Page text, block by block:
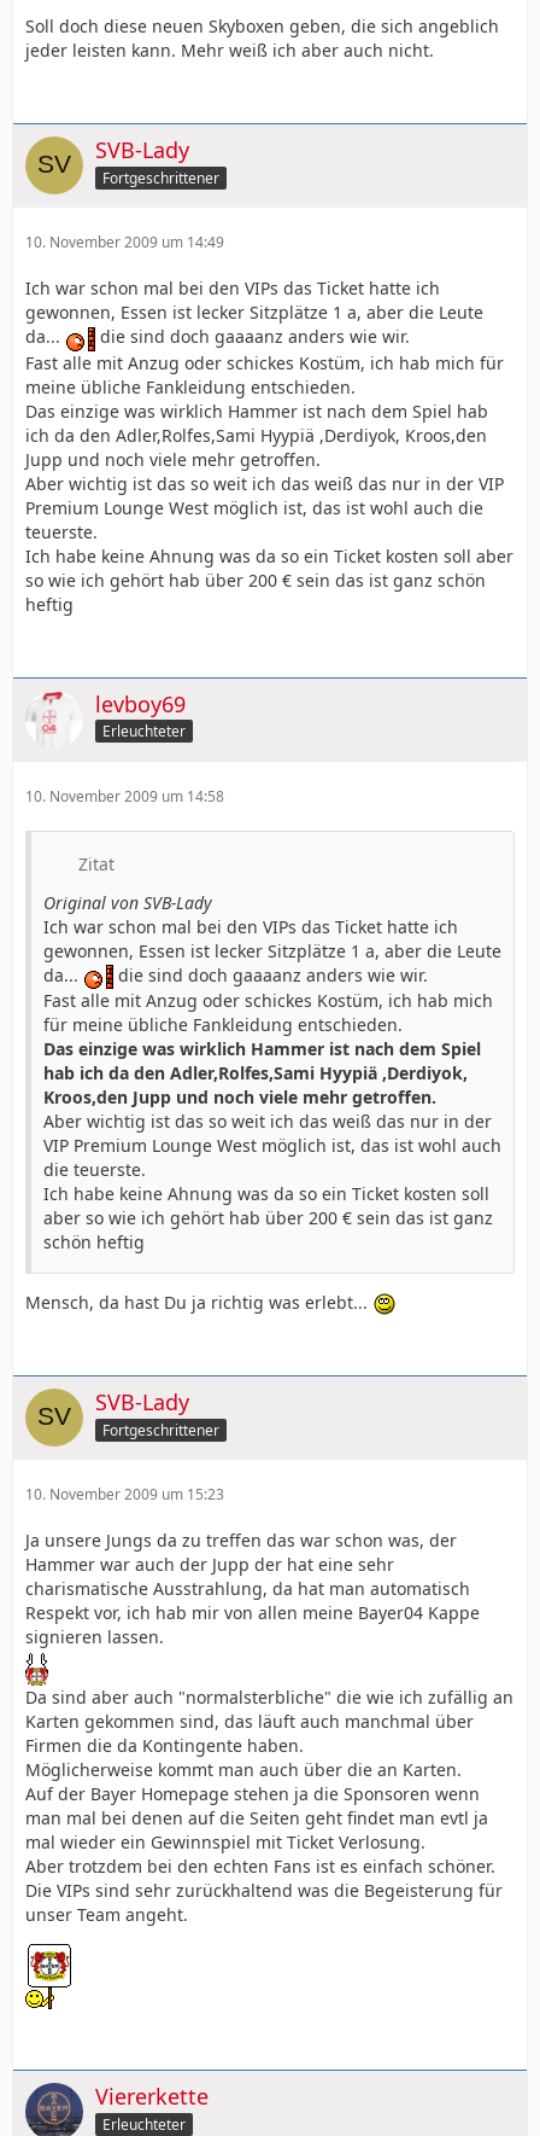
Soll doch diese neuen Skyboxen geben, die sich angeblich
jeder leisten kann. Mehr weiß ich aber auch nicht.
SVB-Lady
Fortgeschrittener
10. November 2009 um 14:49
Ich war schon mal bei den VIPs das Ticket hatte ich
gewonnen, Essen ist lecker Sitzplätze 1 a, aber die Leute
da...
die sind doch gaaaanz anders wie wir.
Fast alle mit Anzug oder schickes Kostüm, ich hab mich für
meine übliche Fankleidung entschieden.
Das einzige was wirklich Hammer ist nach dem Spiel hab
ich da den Adler,Rolfes,Sami Hyypiä ,Derdiyok, Kroos,den
Jupp und noch viele mehr getroffen.
Aber wichtig ist das so weit ich das weiß das nur in der VIP
Premium Lounge West möglich ist, das ist wohl auch die
teuerste.
Ich habe keine Ahnung was da so ein Ticket kosten soll aber
so wie ich gehört hab über 200 € sein das ist ganz schön
heftig
levboy69
Erleuchteter
10. November 2009 um 14:58
Zitat
Original von SVB-Lady
Ich war schon mal bei den VIPs das Ticket hatte ich
gewonnen, Essen ist lecker Sitzplätze 1 a, aber die Leute
da...
die sind doch gaaaanz anders wie wir.
Fast alle mit Anzug oder schickes Kostüm, ich hab mich
für meine übliche Fankleidung entschieden.
Das einzige was wirklich Hammer ist nach dem Spiel
hab ich da den Adler,Rolfes,Sami Hyypiä ,Derdiyok,
Kroos,den Jupp und noch viele mehr getroffen.
Aber wichtig ist das so weit ich das weiß das nur in der
VIP Premium Lounge West möglich ist, das ist wohl auch
die teuerste.
Ich habe keine Ahnung was da so ein Ticket kosten soll
aber so wie ich gehört hab über 200 € sein das ist ganz
schön heftig
Mensch, da hast Du ja richtig was erlebt...
SVB-Lady
Fortgeschrittener
10. November 2009 um 15:23
Ja unsere Jungs da zu treffen das war schon was, der
Hammer war auch der Jupp der hat eine sehr
charismatische Ausstrahlung, da hat man automatisch
Respekt vor, ich hab mir von allen meine Bayer04 Kappe
signieren lassen.
Da sind aber auch "normalsterbliche" die wie ich zufällig an
Karten gekommen sind, das läuft auch manchmal über
Firmen die da Kontingente haben.
Möglicherweise kommt man auch über die an Karten.
Auf der Bayer Homepage stehen ja die Sponsoren wenn
man mal bei denen auf die Seiten geht findet man evtl ja
mal wieder ein Gewinnspiel mit Ticket Verlosung.
Aber trotzdem bei den echten Fans ist es einfach schöner.
Die VIPs sind sehr zurückhaltend was die Begeisterung für
unser Team angeht.
Viererkette
Erleuchteter